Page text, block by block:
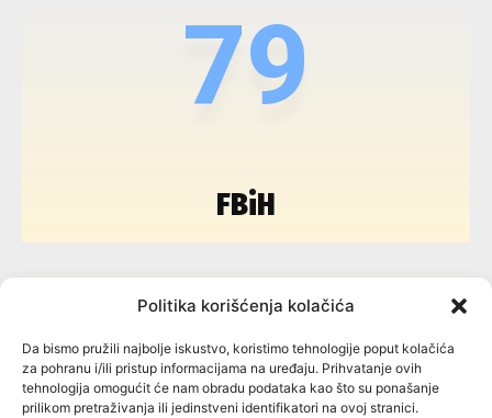
Politika korišćenja kolačića
Da bismo pružili najbolje iskustvo, koristimo tehnologije poput kolačića
za pohranu i/ili pristup informacijama na uređaju. Prihvatanje ovih
tehnologija omogućit će nam obradu podataka kao što su ponašanje
prilikom pretraživanja ili jedinstveni identifikatori na ovoj stranici.
79
FBiH
64